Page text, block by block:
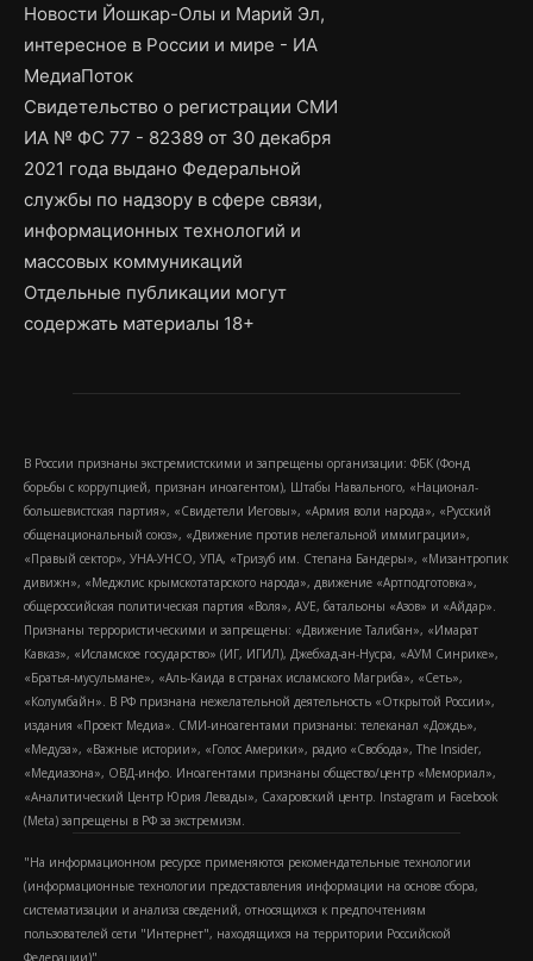
Новости Йошкар-Олы и Марий Эл,
интересное в России и мире - ИА
МедиаПоток
Свидетельство о регистрации СМИ
ИА № ФС 77 - 82389 от 30 декабря
2021 года выдано Федеральной
службы по надзору в сфере связи,
информационных технологий и
массовых коммуникаций
Отдельные публикации могут
содержать материалы 18+
В России признаны экстремистскими и запрещены организации: ФБК (Фонд
борьбы с коррупцией, признан иноагентом), Штабы Навального, «Национал-
большевистская партия», «Свидетели Иеговы», «Армия воли народа», «Русский
общенациональный союз», «Движение против нелегальной иммиграции»,
«Правый сектор», УНА-УНСО, УПА, «Тризуб им. Степана Бандеры», «Мизантропик
дивижн», «Меджлис крымскотатарского народа», движение «Артподготовка»,
общероссийская политическая партия «Воля», АУЕ, батальоны «Азов» и «Айдар».
Признаны террористическими и запрещены: «Движение Талибан», «Имарат
Кавказ», «Исламское государство» (ИГ, ИГИЛ), Джебхад-ан-Нусра, «АУМ Синрике»,
«Братья-мусульмане», «Аль-Каида в странах исламского Магриба», «Сеть»,
«Колумбайн». В РФ признана нежелательной деятельность «Открытой России»,
издания «Проект Медиа». СМИ-иноагентами признаны: телеканал «Дождь»,
«Медуза», «Важные истории», «Голос Америки», радио «Свобода», The Insider,
«Медиазона», ОВД-инфо. Иноагентами признаны общество/центр «Мемориал»,
«Аналитический Центр Юрия Левады», Сахаровский центр. Instagram и Facebook
(Metа) запрещены в РФ за экстремизм.
"На информационном ресурсе применяются рекомендательные технологии
(информационные технологии предоставления информации на основе сбора,
систематизации и анализа сведений, относящихся к предпочтениям
пользователей сети "Интернет", находящихся на территории Российской
Федерации)".